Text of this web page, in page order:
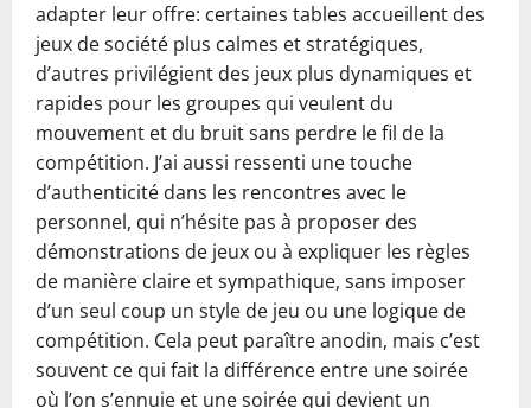
adapter leur offre: certaines tables accueillent des
jeux de société plus calmes et stratégiques,
d’autres privilégient des jeux plus dynamiques et
rapides pour les groupes qui veulent du
mouvement et du bruit sans perdre le fil de la
compétition. J’ai aussi ressenti une touche
d’authenticité dans les rencontres avec le
personnel, qui n’hésite pas à proposer des
démonstrations de jeux ou à expliquer les règles
de manière claire et sympathique, sans imposer
d’un seul coup un style de jeu ou une logique de
compétition. Cela peut paraître anodin, mais c’est
souvent ce qui fait la différence entre une soirée
où l’on s’ennuie et une soirée qui devient un